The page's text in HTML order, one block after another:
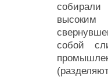
высоким
собой